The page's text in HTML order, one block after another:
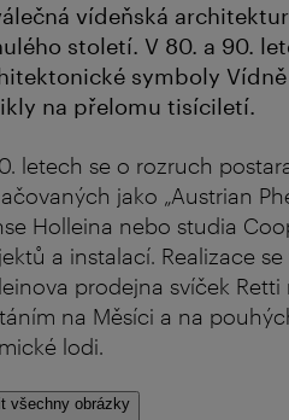
vídeňská
století. V 80. a 90.
symboly
na přelomu tisíciletí.
letech se o rozruch
jako „Austrian
Holleina nebo studia
a instalací. Realizace
prodejna svíček
na Měsíci a na
lodi.
všechny obrázky